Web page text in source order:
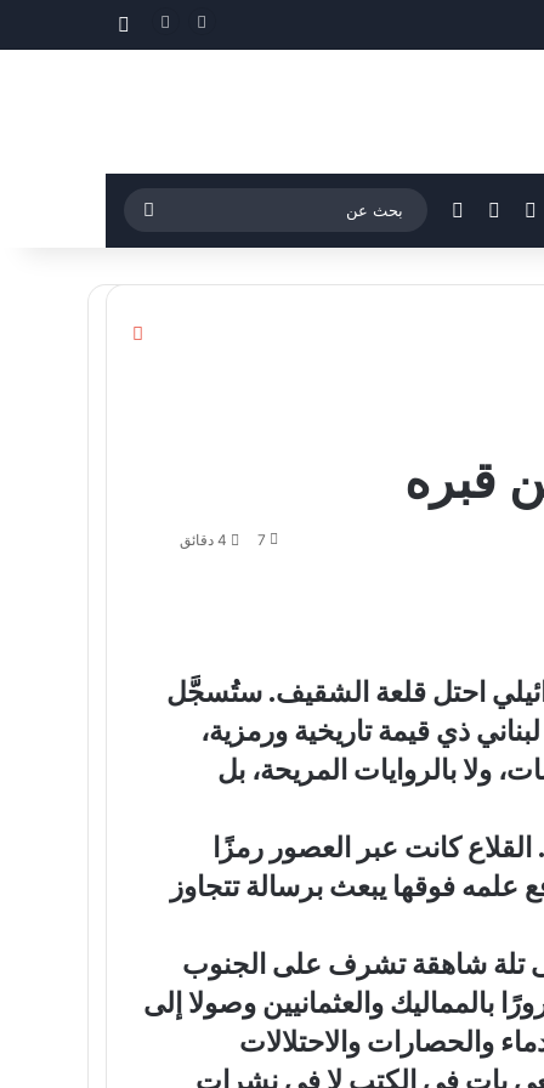
فيسبوك‫YouTubeإضافة عمود جانبي
عن
قبره
7
أيار 2026، فيقرأ أن الجيش الإسرائيلي احتل قلعة الشقيف. ستُسجَّل
ذي قيمة تاريخية ورمزية،
ولا بالروايات المريحة، بل
كانت عبر العصور رمزًا
فوقها يبعث برسالة تتجاوز
تلة شاهقة تشرف على الجنوب
بالمماليك والعثمانيين وصولا إلى
والحصارات والاحتلالات